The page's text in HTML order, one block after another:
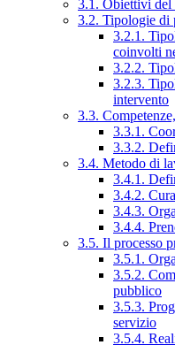
3.1. Obiettivi del
3.2. Tipologie di
3.2.1.
coinvolti
3.2.2.
3.2.3.
intervento
3.3.
3.3.1.
3.3.2.
3.4. Metodo di
3.4.1.
3.4.2.
3.4.3.
3.4.4.
3.5. Il processo
3.5.1.
3.5.2.
pubblico
3.5.3.
servizio
3.5.4.